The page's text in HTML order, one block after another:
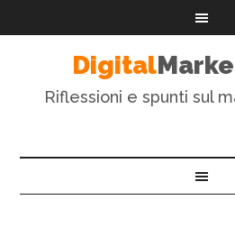
Digital
Riflessioni e spunti sul